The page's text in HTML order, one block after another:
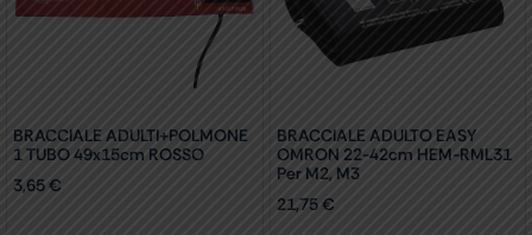
BRACCIALE ADULTI+POLMONE
1 TUBO 49x15cm ROSSO
3,65€
BRACCIALE ADULTO EASY
OMRON 22-42cm HEM-RML31
Per M2, M3
21,75€